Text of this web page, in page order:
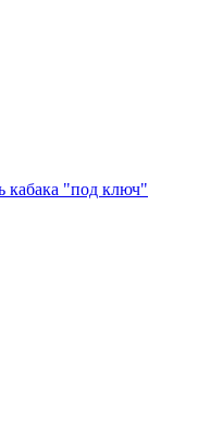
кабака "под ключ"